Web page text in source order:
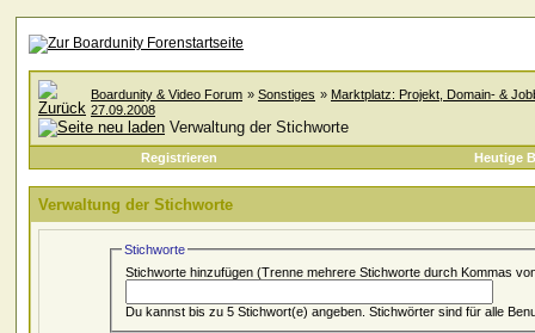
Boardunity & Video Forum » Sonstiges » Marktplatz: Projekt, Domain- &
27.09.2008
Verwaltung der Stichworte
Registrieren Heutige
Verwaltung der Stichworte
Stichworte
Stichworte hinzufügen(Trenne mehrere Stichworte durch Kommas
Du kannst bis zu 5 Stichwort(e) angeben. Stichwörter